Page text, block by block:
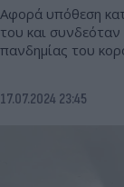
Αφορά υπόθεση
του και
πανδημίας του
17.07.2024 23:45